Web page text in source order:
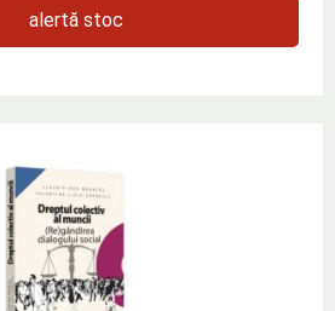
alertă stoc